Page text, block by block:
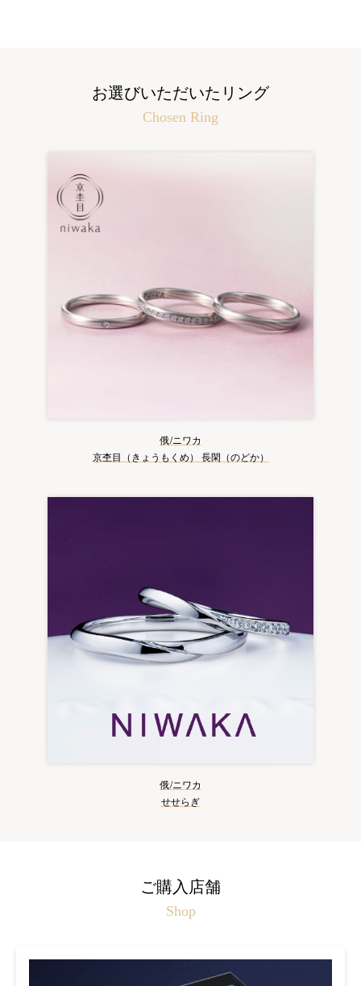
お選びいただいたリング
Chosen Ring
俄/ニワカ
京杢目（きょうもくめ） 長閑（のどか）
俄/ニワカ
せせらぎ
ご購入店舗
Shop